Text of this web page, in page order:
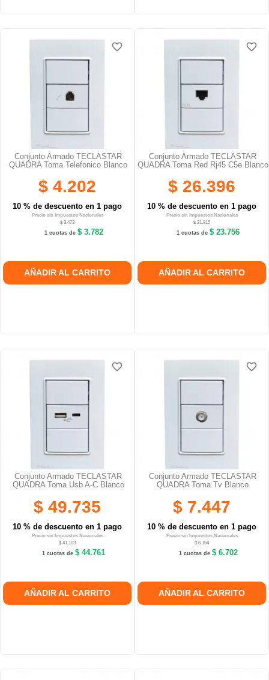
Conjunto Armado TECLASTAR
QUADRA Toma Telefonico Blanco
$ 4.202
10 % de descuento en 1 pago
Precio sin Impuestos Nacionales
$ 3.473
1 cuotas de $ 3.782
AÑADIR AL CARRITO
favorite_border
favorite_border
favorite_border
Conjunto Armado TECLASTAR
QUADRA Toma Red Rj45 C5e Blanco
$ 26.396
10 % de descuento en 1 pago
Precio sin Impuestos Nacionales
$ 21.815
1 cuotas de$ 23.756
AÑADIR AL CARRITO
favorite_border
favorite_border
favorite_border
Conjunto Armado TECLASTAR
QUADRA Toma Usb A-C Blanco
$ 49.735
10 % de descuento en 1 pago
Precio sin Impuestos Nacionales
$ 41.103
1 cuotas de$ 44.761
AÑADIR AL CARRITO
favorite_border
favorite_border
favorite_border
Conjunto Armado TECLASTAR
QUADRA Toma Tv Blanco
$ 7.447
10 % de descuento en 1 pago
Precio sin Impuestos Nacionales
$ 6.154
1 cuotas de $ 6.702
AÑADIR AL CARRITO
favorite_border
favorite_border
favorite_border